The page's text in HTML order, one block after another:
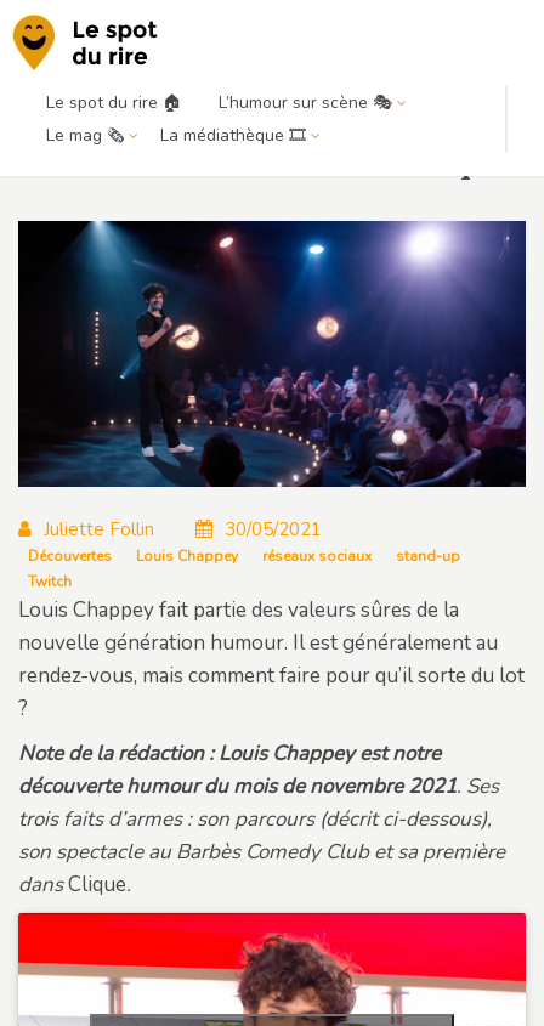
Le spot du rire 🏠
L’humour sur scène 🎭
Le mag 🗞️
La médiathèque 🎞️
Louis Chappey, influenceur en
Juliette Follin 30/05/2021
Découvertes Louis Chappey réseaux sociaux
stand-up
Twitch
Louis Chappey fait partie des valeurs sûres de la
nouvelle génération humour. Il est généralement au
rendez-vous, mais comment faire pour qu’il sorte du lot
?
Note de la rédaction : Louis Chappey est notre
découverte humour du mois de novembre 2021. Ses
trois faits d’armes : son parcours (décrit ci-dessous),
son spectacle au Barbès Comedy Club et sa première
dansClique.